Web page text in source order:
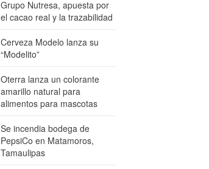
Grupo Nutresa, apuesta por
el cacao real y la trazabilidad
Cerveza Modelo lanza su
“Modelito”
Oterra lanza un colorante
amarillo natural para
alimentos para mascotas
Se incendia bodega de
PepsiCo en Matamoros,
Tamaulipas